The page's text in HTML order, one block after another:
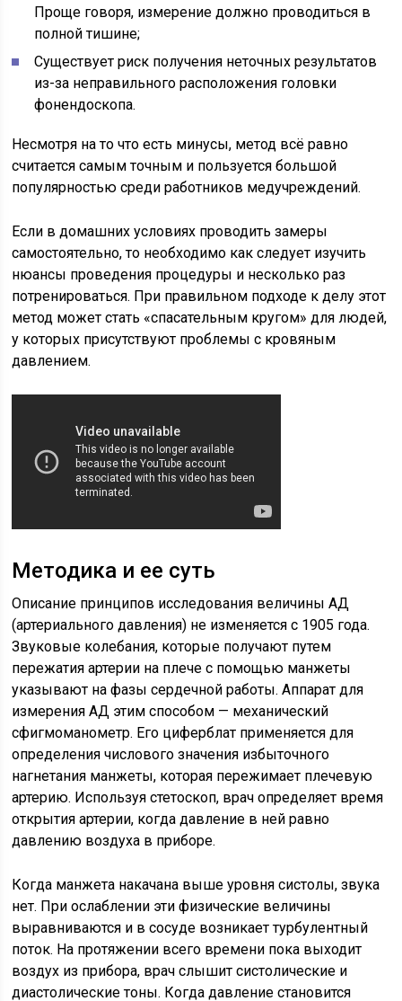
Проще говоря, измерение должно проводиться в
полной тишине;
Существует риск получения неточных результатов
из-за неправильного расположения головки
фонендоскопа.
Несмотря на то что есть минусы, метод всё равно
считается самым точным и пользуется большой
популярностью среди работников медучреждений.
Если в домашних условиях проводить замеры
самостоятельно, то необходимо как следует изучить
нюансы проведения процедуры и несколько раз
потренироваться. При правильном подходе к делу этот
метод может стать «спасательным кругом» для людей,
у которых присутствуют проблемы с кровяным
давлением.
Методика и ее суть
Описание принципов исследования величины АД
(артериального давления) не изменяется с 1905 года.
Звуковые колебания, которые получают путем
пережатия артерии на плече с помощью манжеты
указывают на фазы сердечной работы. Аппарат для
измерения АД этим способом — механический
сфигмоманометр. Его циферблат применяется для
определения числового значения избыточного
нагнетания манжеты, которая пережимает плечевую
артерию. Используя стетоскоп, врач определяет время
открытия артерии, когда давление в ней равно
давлению воздуха в приборе.
Когда манжета накачана выше уровня систолы, звука
нет. При ослаблении эти физические величины
выравниваются и в сосуде возникает турбулентный
поток. На протяжении всего времени пока выходит
воздух из прибора, врач слышит систолические и
диастолические тоны. Когда давление становится